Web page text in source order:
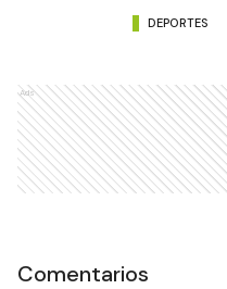
DEPORTES
Ads
Comentarios